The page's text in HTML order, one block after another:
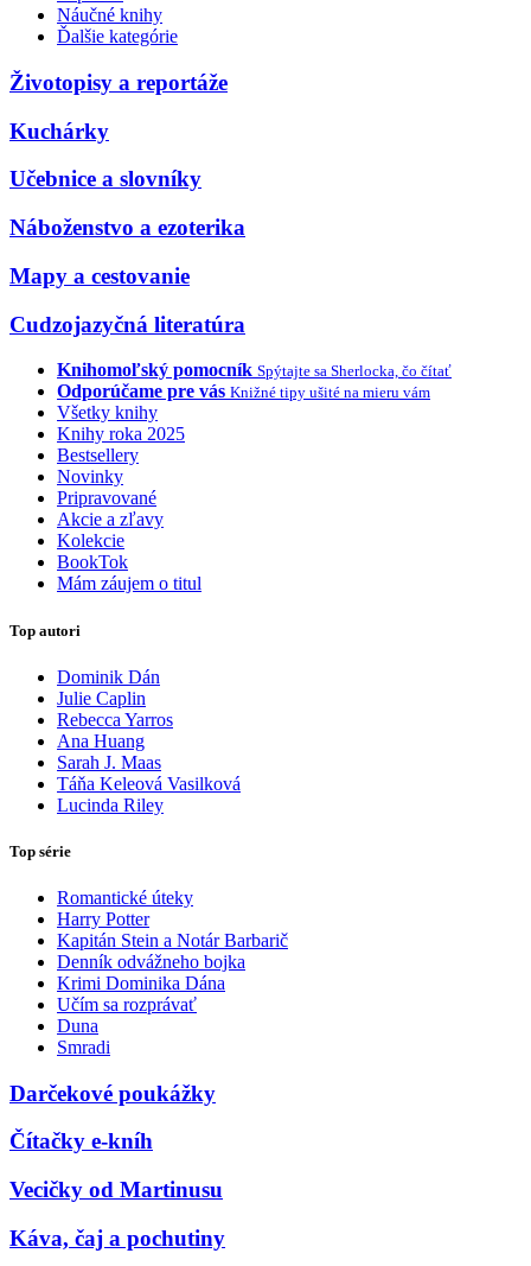
Náučné knihy
Ďalšie kategórie
Životopisy a reportáže
Kuchárky
Učebnice a slovníky
Náboženstvo a ezoterika
Mapy a cestovanie
Cudzojazyčná literatúra
Knihomoľský pomocník Spýtajte sa Sherlocka, čo čítať
Odporúčame pre vás Knižné tipy ušité na mieru vám
Všetky knihy
Knihy roka 2025
Bestsellery
Novinky
Pripravované
Akcie a zľavy
Kolekcie
BookTok
Mám záujem o titul
Top autori
Dominik Dán
Julie Caplin
Rebecca Yarros
Ana Huang
Sarah J. Maas
Táňa Keleová Vasilková
Lucinda Riley
Top série
Romantické úteky
Harry Potter
Kapitán Stein a Notár Barbarič
Denník odvážneho bojka
Krimi Dominika Dána
Učím sa rozprávať
Duna
Smradi
Darčekové poukážky
Čítačky e-kníh
Vecičky od Martinusu
Káva, čaj a pochutiny